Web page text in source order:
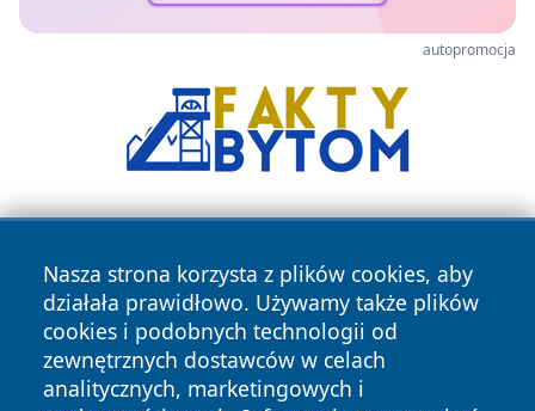
autopromocja
Nasza strona korzysta z plików cookies, aby
działała prawidłowo. Używamy także plików
cookies i podobnych technologii od
zewnętrznych dostawców w celach
analitycznych, marketingowych i
Copyright © 2026 ostrolecki24.pl Wszystkie prawa
zastrzeżone.